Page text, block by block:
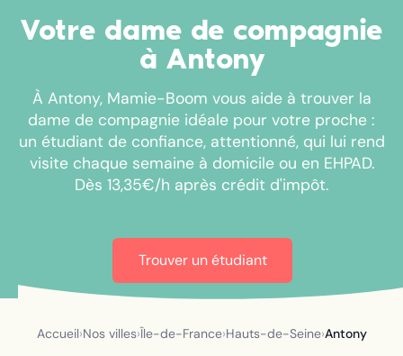
Votre dame de compagnie
à Antony
À Antony, Mamie-Boom vous aide à trouver la
dame de compagnie idéale pour votre proche :
un étudiant de confiance, attentionné, qui lui rend
visite chaque semaine à domicile ou en EHPAD.
Dès 13,35€/h après crédit d'impôt.
Trouver un étudiant
Accueil›Nos villes›Île-de-France›Hauts-de-Seine›Antony